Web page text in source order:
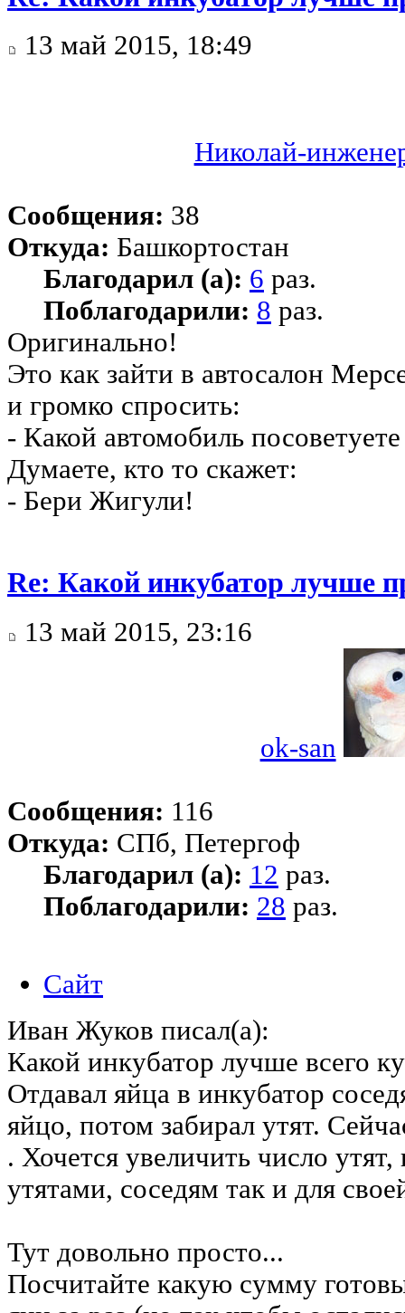
13 май 2015, 18:49
Николай-
Сообщения: 38
Откуда: Башкортостан
Благодарил (а): 6 раз.
Поблагодарили: 8 раз.
Оригинально!
Это как зайти в автосалон
и громко спросить:
- Какой автомобиль
Думаете, кто то скажет:
- Бери Жигули!
Re: Какой инкубатор лучше
13 май 2015, 23:16
ok-san
Сообщения: 116
Откуда: СПб, Петергоф
Благодарил (а): 12 раз.
Поблагодарили: 28 раз.
Сайт
Иван Жуков писал(а):
Какой инкубатор лучше всего
Отдавал яйца в инкубатор
яйцо, потом забирал утят.
. Хочется увеличить число
утятами, соседям так и для
Тут довольно просто...
Посчитайте какую сумму